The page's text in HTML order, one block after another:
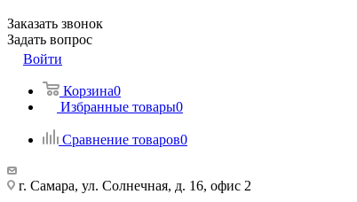
Заказать звонок
Задать вопрос
Войти
Корзина0
Избранные товары0
Сравнение товаров0
г. Самара, ул. Солнечная, д. 16, офис 2